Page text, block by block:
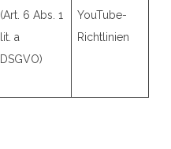
(Art. 6 Abs. 1
lit. a
DSGVO)
YouTube-
Richtlinien